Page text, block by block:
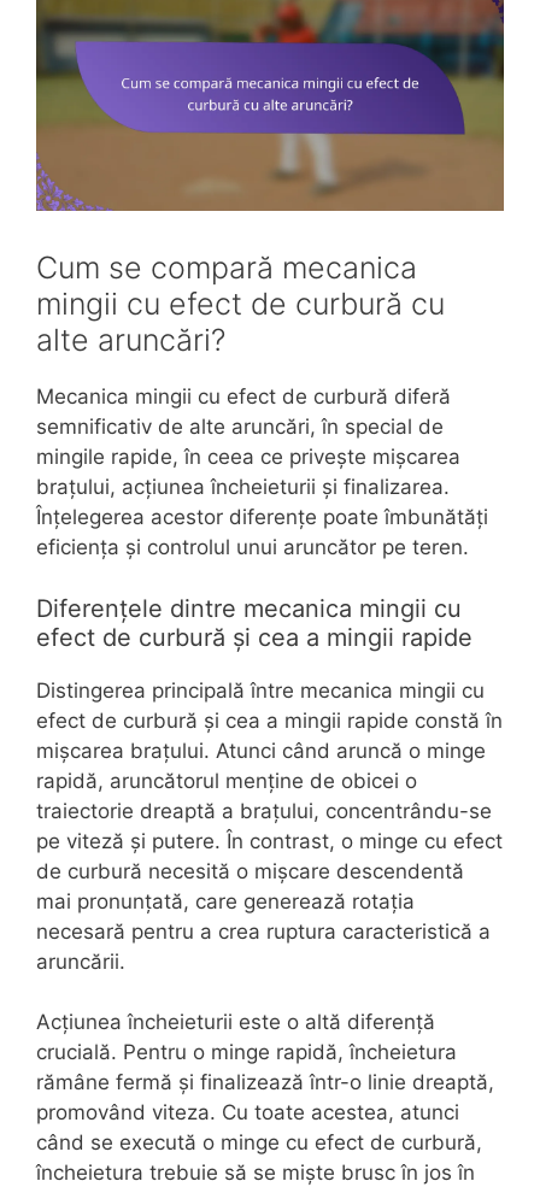
Cum se compară mecanica
mingii cu efect de curbură cu
alte aruncări?
Mecanica mingii cu efect de curbură diferă
semnificativ de alte aruncări, în special de
mingile rapide, în ceea ce privește mișcarea
brațului, acțiunea încheieturii și finalizarea.
Înțelegerea acestor diferențe poate îmbunătăți
eficiența și controlul unui aruncător pe teren.
Diferențele dintre mecanica mingii cu
efect de curbură și cea a mingii rapide
Distingerea principală între mecanica mingii cu
efect de curbură și cea a mingii rapide constă în
mișcarea brațului. Atunci când aruncă o minge
rapidă, aruncătorul menține de obicei o
traiectorie dreaptă a brațului, concentrându-se
pe viteză și putere. În contrast, o minge cu efect
de curbură necesită o mișcare descendentă
mai pronunțată, care generează rotația
necesară pentru a crea ruptura caracteristică a
aruncării.
Acțiunea încheieturii este o altă diferență
crucială. Pentru o minge rapidă, încheietura
rămâne fermă și finalizează într-o linie dreaptă,
promovând viteza. Cu toate acestea, atunci
când se execută o minge cu efect de curbură,
încheietura trebuie să se miște brusc în jos în